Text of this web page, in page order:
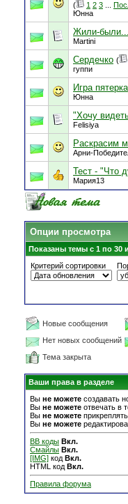
( 1 2 3
Юнна
Жили-
Martini
Сердечко (
гуппи
Игра пятерка
Юнна
"Хочу
Felisiya
Раскрасим
Арни-
Тест - "Что
Мария13
Опции просмотра
Показаны темы с 1 по 30
Критерий сортировки
Новые сообщения
Нет новых сообщений
Тема закрыта
Ваши права в разделе
Вы не можете создавать
Вы не можете отвечать в
Вы не можете
Вы не можете
BB коды Вкл.
Смайлы Вкл.
[IMG] код Вкл.
HTML код Вкл.
Правила форума